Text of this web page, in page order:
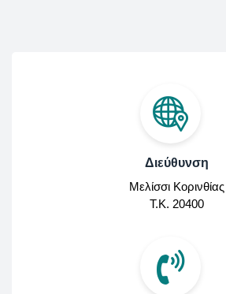
Διεύθυνση
Μελίσσι Κορινθίας
Τ.Κ. 20400